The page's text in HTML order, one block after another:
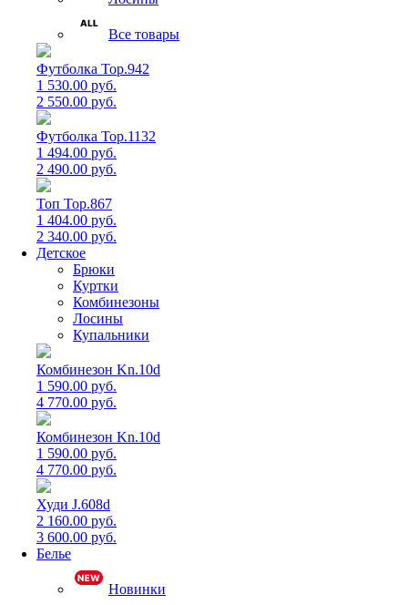
Все товары
Футболка Top.942
1 530.00 руб.
2 550.00 руб.
Футболка Top.1132
1 494.00 руб.
2 490.00 руб.
Топ Top.867
1 404.00 руб.
2 340.00 руб.
Детское
Брюки
Куртки
Комбинезоны
Лосины
Купальники
Комбинезон Kn.10d
1 590.00 руб.
4 770.00 руб.
Комбинезон Kn.10d
1 590.00 руб.
4 770.00 руб.
Худи J.608d
2 160.00 руб.
3 600.00 руб.
Белье
Новинки